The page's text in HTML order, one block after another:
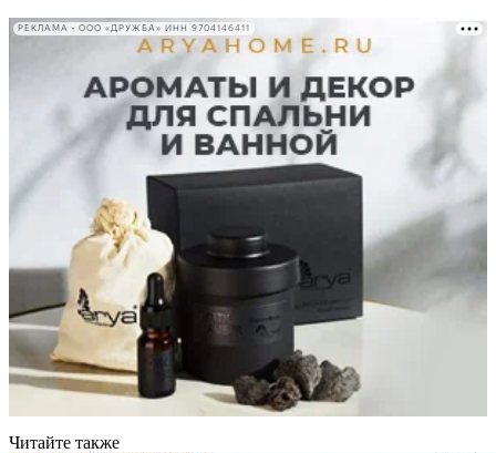
РЕКЛАМА • ООО «ДРУЖБА» ИНН 9704146411
Читайте также